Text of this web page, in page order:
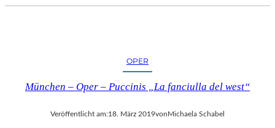
OPER
München – Oper – Puccinis „La fanciulla del west“
Veröffentlicht am:18. März 2019vonMichaela Schabel